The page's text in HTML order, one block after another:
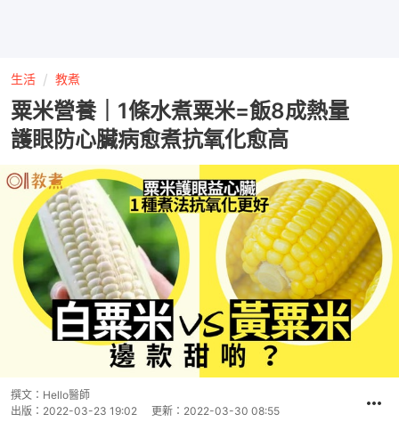
生活 教煮
粟米營養｜1條水煮粟米=飯8成熱量
護眼防心臟病愈煮抗氧化愈高
撰文： Hello醫師
出版： 2022-03-23 19:02 更新： 2022-03-30 08:55